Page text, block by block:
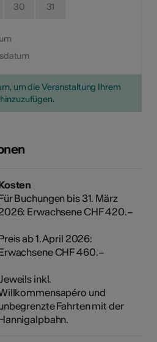
30 31
um die Veranstaltung Ihrem
Buchungen bis 31. März
Erwachsene CHF 420.–
ab 1. April 2026:
CHF 460.–
inkl.
und
Fahrten mit der